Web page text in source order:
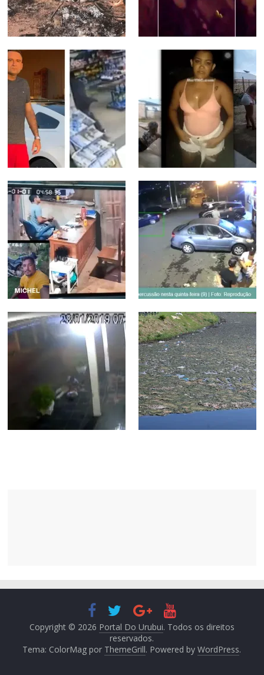
Copyright © 2026 Portal Do Urubui. Todos os direitos
reservados.
Tema: ColorMag por ThemeGrill. Powered byWordPress.